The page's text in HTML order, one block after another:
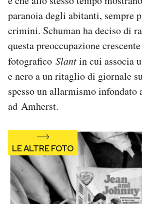
paranoia degli abitanti, sempre
crimini. Schuman ha deciso di
questa preoccupazione
fotografico Slantin cui associa
e nero a un ritaglio di giornale
spesso un allarmismo infondato
ad Amherst.